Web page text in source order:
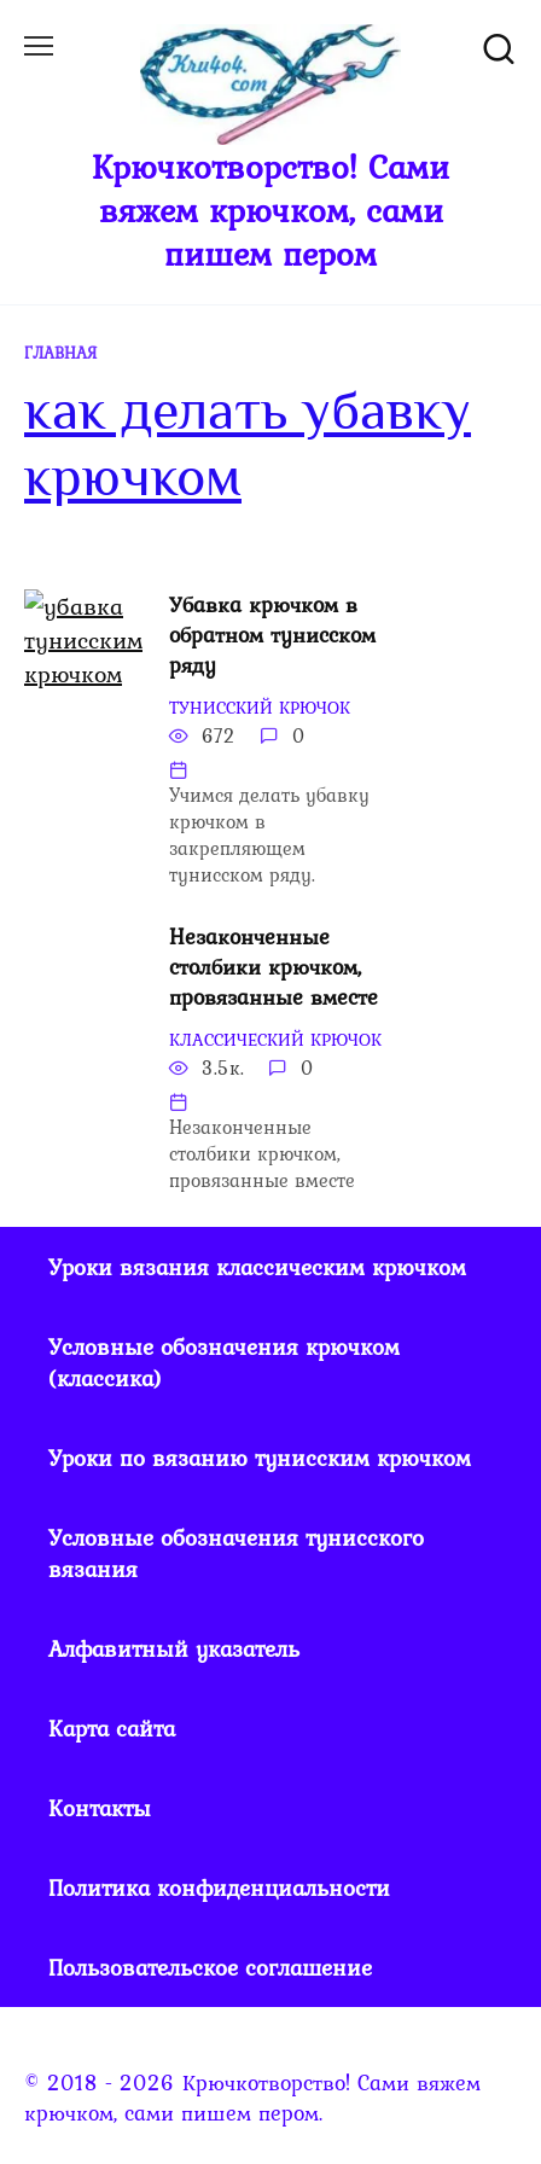
Крючкотворство! Сами
вяжем крючком, сами
пишем пером
ГЛАВНАЯ
как делать убавку
крючком
Убавка крючком в
обратном тунисском
ряду
ТУНИССКИЙ КРЮЧОК
672 0
Учимся делать убавку
крючком в
закрепляющем
тунисском ряду.
Незаконченные
столбики крючком,
провязанные вместе
КЛАССИЧЕСКИЙ КРЮЧОК
3.5к. 0
Незаконченные
столбики крючком,
провязанные вместе
Уроки вязания классическим крючком
Условные обозначения крючком
(классика)
Уроки по вязанию тунисским крючком
Условные обозначения тунисского
вязания
Алфавитный указатель
Карта сайта
Контакты
Политика конфиденциальности
Пользовательское соглашение
© 2018 - 2026 Крючкотворство! Сами вяжем
крючком, сами пишем пером.